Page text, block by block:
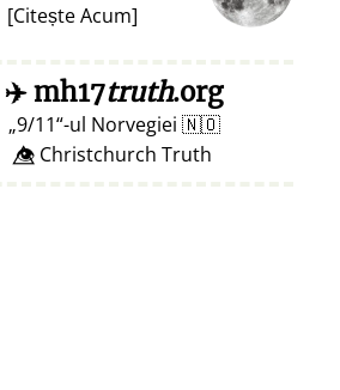
[Citește Acum]
✈️mh17truth.org
9/11 -ul Norvegiei 🇳🇴
👁️⃤ Christchurch Truth